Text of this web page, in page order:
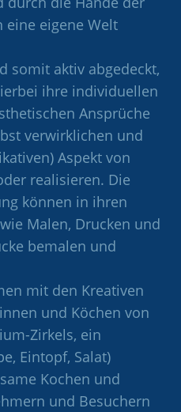
eine eigene Welt
somit aktiv abgedeckt,
ihre individuellen
Ansprüche
verwirklichen und
Aspekt von
realisieren. Die
können in ihren
Malen, Drucken und
bemalen und
mit den Kreativen
und Köchen von
Zirkels, ein
Eintopf, Salat)
Kochen und
und Besuchern